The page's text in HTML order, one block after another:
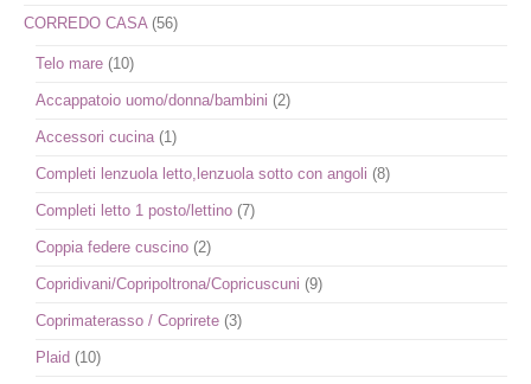
CORREDO CASA (56)
Telo mare (10)
Accappatoio uomo/donna/bambini (2)
Accessori cucina (1)
Completi lenzuola letto,lenzuola sotto con angoli (8)
Completi letto 1 posto/lettino (7)
Coppia federe cuscino (2)
Copridivani/Copripoltrona/Copricuscuni (9)
Coprimaterasso / Coprirete (3)
Plaid (10)